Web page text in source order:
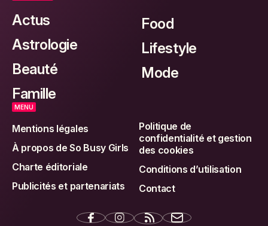
Actus
Astrologie
Beauté
Famille
Food
Lifestyle
Mode
MENU
Mentions légales
À propos de So Busy Girls
Charte éditoriale
Publicités et partenariats
Politique de
confidentialité et gestion
des cookies
Conditions d’utilisation
Contact